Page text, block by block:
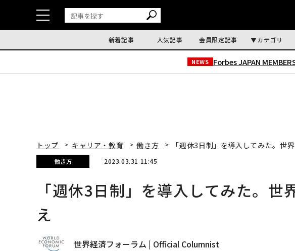
新着記事 人気記事 会員限定記事 カテゴリ
NEWS Forbes JAPAN
トップ キャリア・教育 働き方 「週休3日制」を導入してみた。世
働き方 2023.03.31 11:45
「週休3日制」を導入してみた。世
え
世界経済フォーラム | Official Columnist